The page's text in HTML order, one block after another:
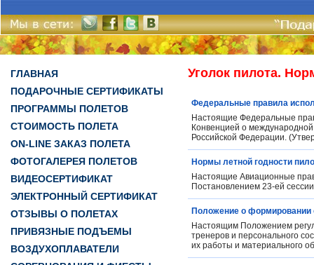
ГЛАВНАЯ
ПОДАРОЧНЫЕ СЕРТИФИКАТЫ
ПРОГРАММЫ ПОЛЕТОВ
СТОИМОСТЬ ПОЛЕТА
ON-LINE ЗАКАЗ ПОЛЕТА
ФОТОГАЛЕРЕЯ ПОЛЕТОВ
ВИДЕОСЕРТИФИКАТ
ЭЛЕКТРОННЫЙ СЕРТИФИКАТ
ОТЗЫВЫ О ПОЛЕТАХ
ПРИВЯЗНЫЕ ПОДЪЕМЫ
ВОЗДУХОПЛАВАТЕЛИ
Уголок пилота.
Федеральные правила
Настоящие Федеральные
Конвенцией о
Российской Федерации.
Нормы летной годности
Настоящие Авиационные
Постановлением 23-ей
Положение о формировании
Настоящим Положением
тренеров и персонального
их работы и материального